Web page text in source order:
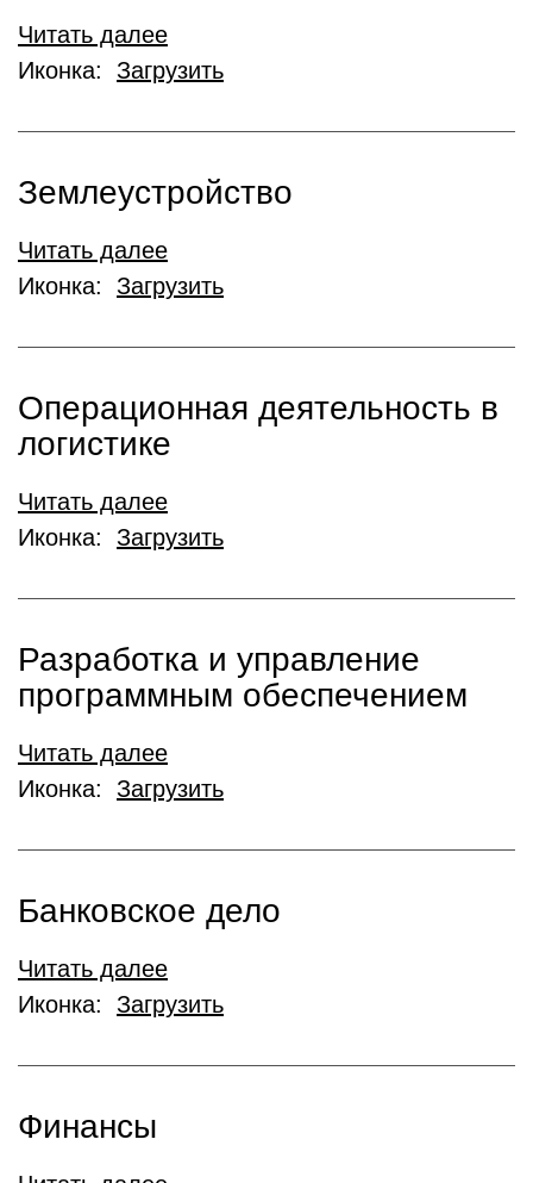
Читать далее
Иконка: Загрузить
Землеустройство
Читать далее
Иконка: Загрузить
Операционная деятельность в
логистике
Читать далее
Иконка: Загрузить
Разработка и управление
программным обеспечением
Читать далее
Иконка: Загрузить
Банковское дело
Читать далее
Иконка: Загрузить
Финансы